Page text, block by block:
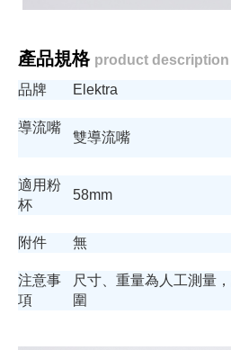
產品規格 product description
品牌
Elektra
導流嘴
雙導流嘴
適用粉
杯
58mm
附件 無
注意事
項
尺寸、重量為人工測量
圍